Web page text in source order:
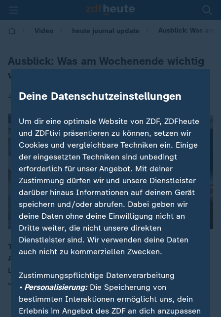
Video heute journal update Ausblick: Was am
Ausblick: Was am Wochenende wichtig
wird
16.05.2026 | 00:25
Tag der offenen Tür im Bundesverfassungsgericht /
Abschluss des 104. Deutschen Katholikentags / Udo
Lindenberg feiert Geburtstag – der Künstler wird 80
Jahre alt
Deine Datenschutzeinstellungen
Um dir eine optimale Website von ZDF, ZDFheute
und ZDFtivi präsentieren zu können, setzen wir
Cookies und vergleichbare Techniken ein. Einige
der eingesetzten Techniken sind unbedingt
erforderlich für unser Angebot. Mit deiner
Zustimmung dürfen wir und unsere Dienstleister
darüber hinaus Informationen auf deinem Gerät
speichern und/oder abrufen. Dabei geben wir
deine Daten ohne deine Einwilligung nicht an
Dritte weiter, die nicht unsere direkten
Dienstleister sind. Wir verwenden deine Daten
auch nicht zu kommerziellen Zwecken.
Zustimmungspflichtige Datenverarbeitung
• Personalisierung:Die Speicherung von
bestimmten Interaktionen ermöglicht uns, dein
Erlebnis im Angebot des ZDF an dich anzupassen